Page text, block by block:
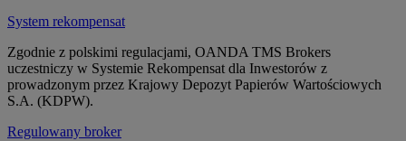
System rekompensat
Zgodnie z polskimi regulacjami, OANDA TMS Brokers
uczestniczy w Systemie Rekompensat dla Inwestorów z
prowadzonym przez Krajowy Depozyt Papierów Wartościowych
S.A. (KDPW).
Regulowany broker